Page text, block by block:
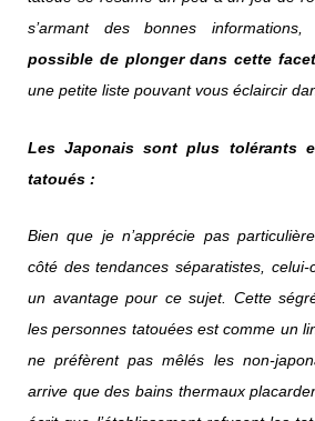
s’armant des bonnes informations,
possible de plonger dans cette
une petite liste pouvant vous éclaircir
Les Japonais sont plus tolérants
tatoués :
Bien que je n’apprécie pas
côté des tendances séparatistes,
un avantage pour ce sujet. Cette
les personnes tatouées est comme un
ne préfèrent pas mêlés les non-
arrive que des bains thermaux